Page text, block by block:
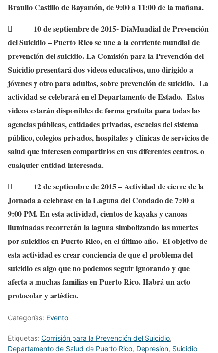
Braulio Castillo de Bayamón, de 9:00 a 11:00 de la mañana.
 10 de septiembre de 2015- DíaMundial de Prevención
del Suicidio – Puerto Rico se une a la corriente mundial de
prevención del suicidio. La Comisión para la Prevención del
Suicidio presentará dos videos educativos, uno dirigido a
jóvenes y otro para adultos, sobre prevención de suicidio. La
actividad se celebrará en el Departamento de Estado. Estos
videos estarán disponibles de forma gratuita para todas las
agencias públicas, entidades privadas, escuelas del sistema
público, colegios privados, hospitales y clínicas de servicios de
salud que interesen compartirlos en sus diferentes centros. o
cualquier entidad interesada.
 12 de septiembre de 2015 – Actividad de cierre de la
Jornada a celebrase en la Laguna del Condado de 7:00 a
9:00 PM. En esta actividad, cientos de kayaks y canoas
iluminadas recorrerán la laguna simbolizando las muertes
por suicidios en Puerto Rico, en el último año. El objetivo de
esta actividad es crear conciencia de que el problema del
suicidio es algo que no podemos seguir ignorando y que
afecta a muchas familias en Puerto Rico. Habrá un acto
protocolar y artístico.
Categorías: Evento
Etiquetas: Comisión para la Prevención del Suicidio,
Departamento de Salud de Puerto Rico, Depresión, Suicidio